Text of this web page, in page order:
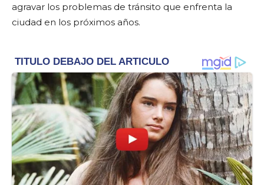
agravar los problemas de tránsito que enfrenta la
ciudad en los próximos años.